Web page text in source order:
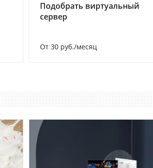
Подобрать виртуальный
сервер
От 30 руб./месяц